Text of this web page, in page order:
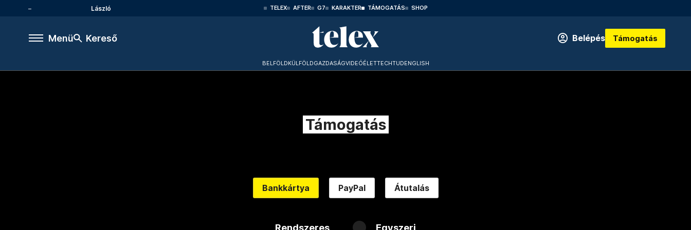
László TELEX AFTER G7 KARAKTER TÁMOGATÁS SHOP
Menü Kereső Belépés Támogatás
BELFÖLDKÜLFÖLDGAZDASÁGVIDEÓÉLETTECHTUDENGLISH
Támogatás
Bankkártya PayPal Átutalás
Rendszeres Egyszeri